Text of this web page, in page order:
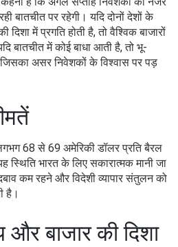
बातचीत पर रहेगी। यदि दोनों देशों के
में प्रगति होती है, तो वैश्विक बाजारों
बातचीत में कोई बाधा आती है, तो भू-
असर निवेशकों के विश्वास पर पड़
68 से 69 अमेरिकी डॉलर प्रति बैरल
भारत के लिए सकारात्मक मानी जा
कम रहने और विदेशी व्यापार संतुलन को
है।
बाजार की दिशा